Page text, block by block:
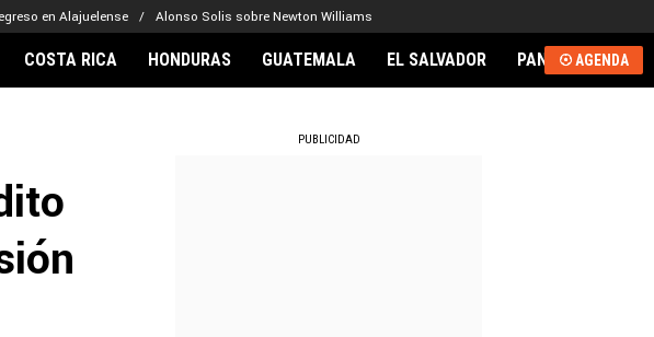
en Alajuelense Alonso Solis sobre Newton Williams
Noticias
Real Madrid
COSTA RICA HONDURAS GUATEMALA EL SALVADOR PANAMÁAGENDA
PUBLICIDAD